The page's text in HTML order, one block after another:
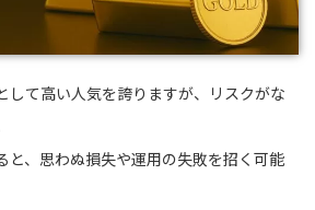
して高い人気を誇りますが、リスクがな
と、思わぬ損失や運用の失敗を招く可能